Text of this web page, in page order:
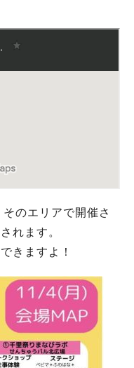
のエリアで開催さ
れます。
きますよ！